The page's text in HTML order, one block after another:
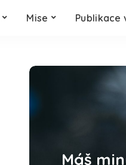
Mise Publikace
Máš